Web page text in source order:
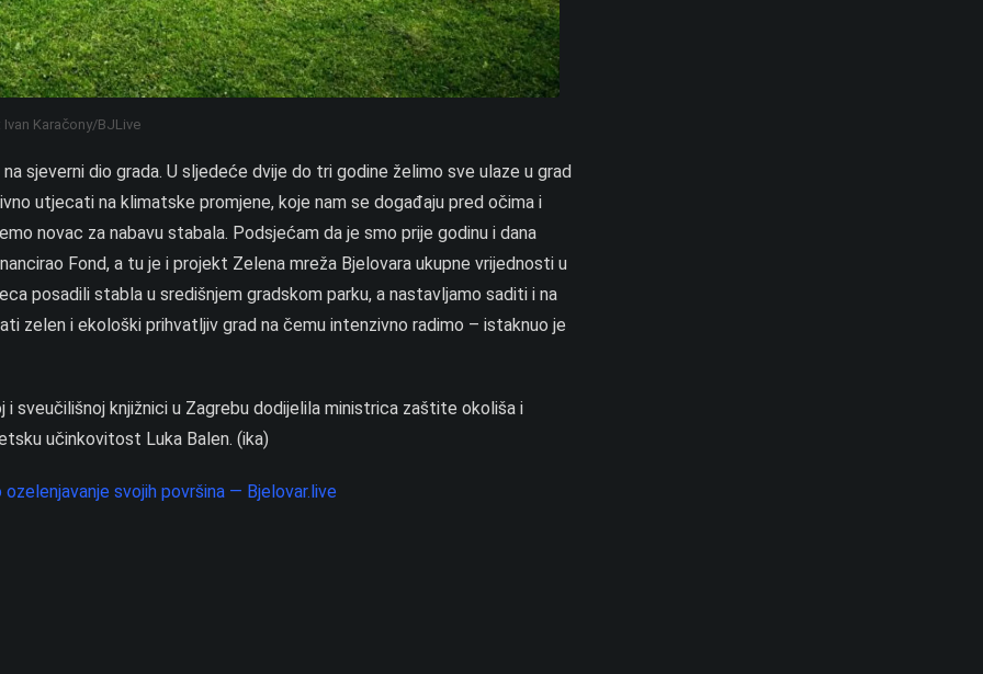
Ivan Karačony/BJLive
sjeverni dio grada. U sljedeće dvije do tri godine želimo sve ulaze u grad
utjecati na klimatske promjene, koje nam se događaju pred očima i
novac za nabavu stabala. Podsjećam da je smo prije godinu i dana
Fond, a tu je i projekt Zelena mreža Bjelovara ukupne vrijednosti u
posadili stabla u središnjem gradskom parku, a nastavljamo saditi i na
zelen i ekološki prihvatljiv grad na čemu intenzivno radimo – istaknuo je
i sveučilišnoj knjižnici u Zagrebu dodijelila ministrica zaštite okoliša i
učinkovitost Luka Balen. (ika)
svojih površina — Bjelovar.live